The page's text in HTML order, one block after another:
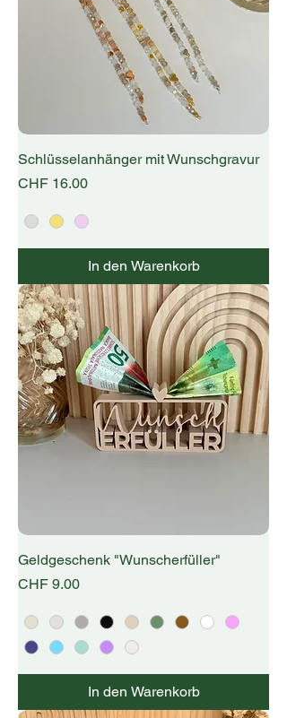
Schlüsselanhänger mit Wunschgravur
Preis
CHF 16.00
In den Warenkorb
Geldgeschenk "Wunscherfüller"
Preis
CHF 9.00
In den Warenkorb